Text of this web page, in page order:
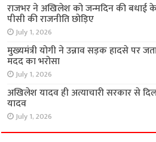
राजभर ने अखिलेश को जन्मदिन की बधाई
पीसी की राजनीति छोड़िए
July 1, 2026
मुख्यमंत्री योगी ने उन्नाव सड़क हादसे पर
मदद का भरोसा
July 1, 2026
अखिलेश यादव ही अत्याचारी सरकार से
यादव
July 1, 2026